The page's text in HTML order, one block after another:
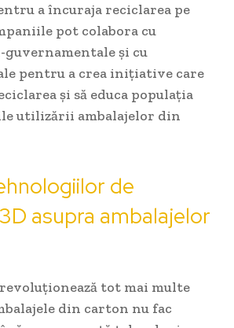
a încuraja reciclarea pe
pot colabora cu
și cu
pentru a crea inițiative care
și să educa populația
utilizării ambalajelor din
de
asupra ambalajelor
tot mai multe
din carton nu fac